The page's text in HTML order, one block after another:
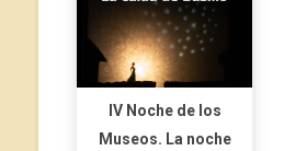
IV Noche de los
Museos. La noche